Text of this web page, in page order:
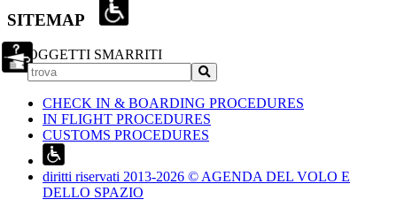
SITEMAP
OGGETTI SMARRITI
CHECK IN & BOARDING PROCEDURES
IN FLIGHT PROCEDURES
CUSTOMS PROCEDURES
diritti riservati 2013-2026 © AGENDA DEL VOLO E
DELLO SPAZIO